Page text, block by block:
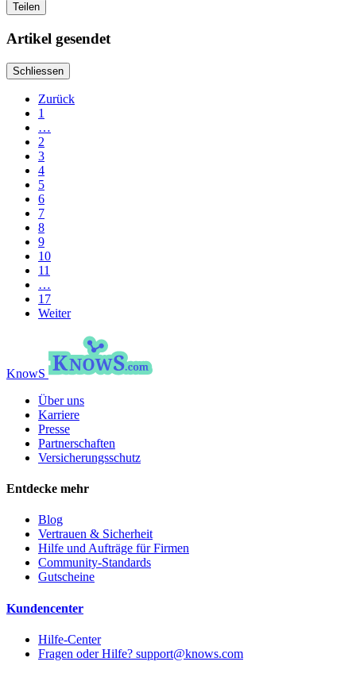
Teilen
Artikel gesendet
Schliessen
Zurück
1
…
2
3
4
5
6
7
8
9
10
11
…
17
Weiter
KnowS
Über uns
Karriere
Presse
Partnerschaften
Versicherungsschutz
Entdecke mehr
Blog
Vertrauen & Sicherheit
Hilfe und Aufträge für Firmen
Community-Standards
Gutscheine
Kundencenter
Hilfe-Center
Fragen oder Hilfe? support@knows.com